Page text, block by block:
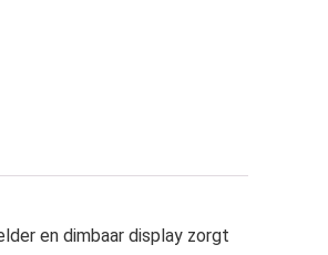
en dimbaar display zorgt